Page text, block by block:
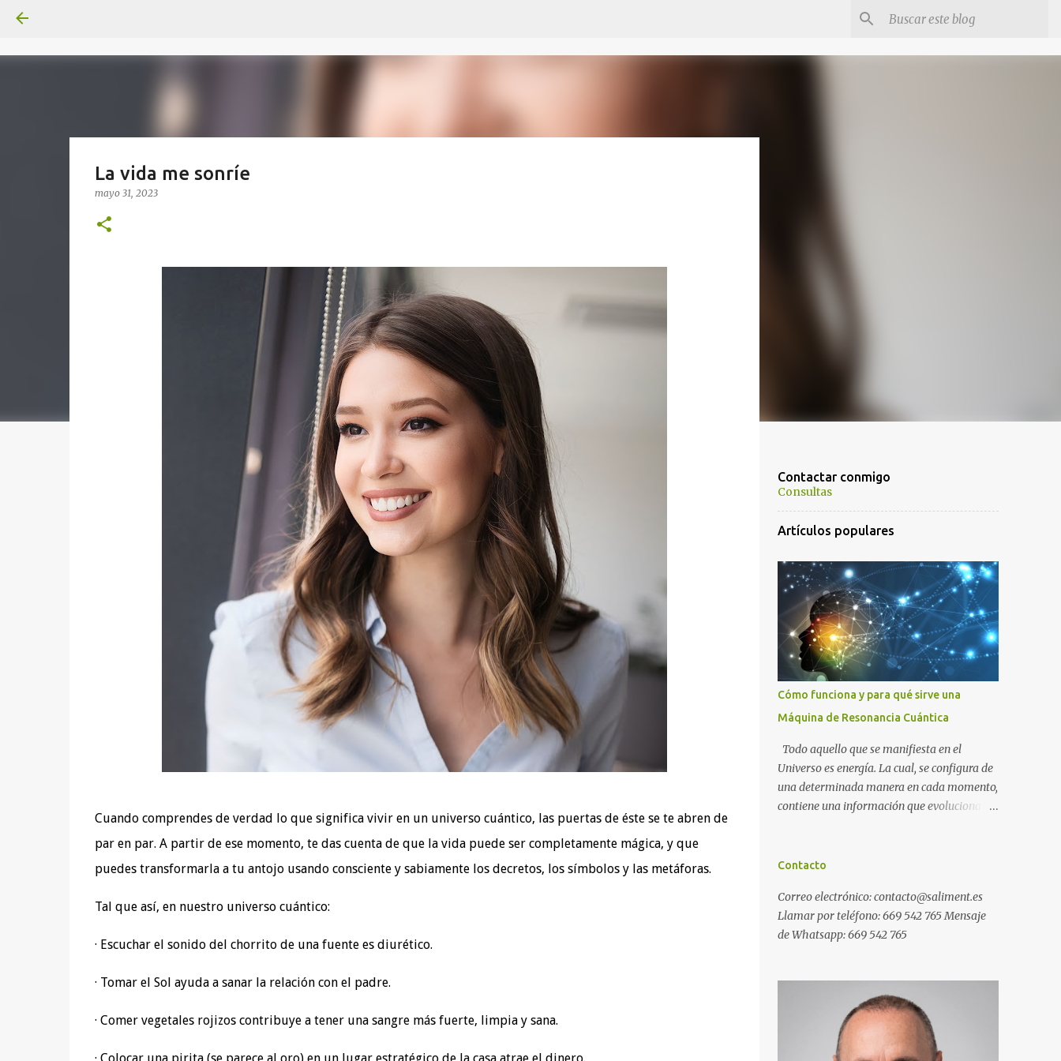
La vida me sonríe
mayo 31, 2023
Cuando comprendes de verdad lo que significa vivir en un universo cuántico, las puertas de éste se te abren de
par en par. A partir de ese momento, te das cuenta de que la vida puede ser completamente mágica, y que
puedes transformarla a tu antojo usando consciente y sabiamente los decretos, los símbolos y las metáforas.
Tal que así, en nuestro universo cuántico:
· Escuchar el sonido del chorrito de una fuente es diurético.
· Tomar el Sol ayuda a sanar la relación con el padre.
· Comer vegetales rojizos contribuye a tener una sangre más fuerte, limpia y sana.
Contactar conmigo
Consultas
Artículos populares
Cómo funciona y para qué sirve una
Máquina de Resonancia Cuántica
Todo aquello que se manifiesta en el
Universo es energía. La cual, se configura de
una determinada manera en cada momento,
contiene una información que evoluciona
universal lo denominamos Campo Cuántico
conscientes, afectamos al CCI cuando, por
ejemplo, pensamos en alguien que hace
tiempo que no vemos y, de repente, ese
contra toda probabilidad, termina
materializándose. O cuando
experimentamos a diario una emoción muy
desagradable que termina somatizándose
Contacto
Correo electrónico: contacto@saliment.es
Llamar por teléfono: 669 542 765 Mensaje
de Whatsapp: 669 542 765